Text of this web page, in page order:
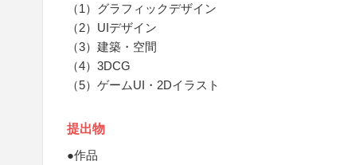
（1）グラフィックデザイン
（2）UIデザイン
（3）建築・空間
（4）3DCG
（5）ゲームUI・2Dイラスト
提出物
●作品